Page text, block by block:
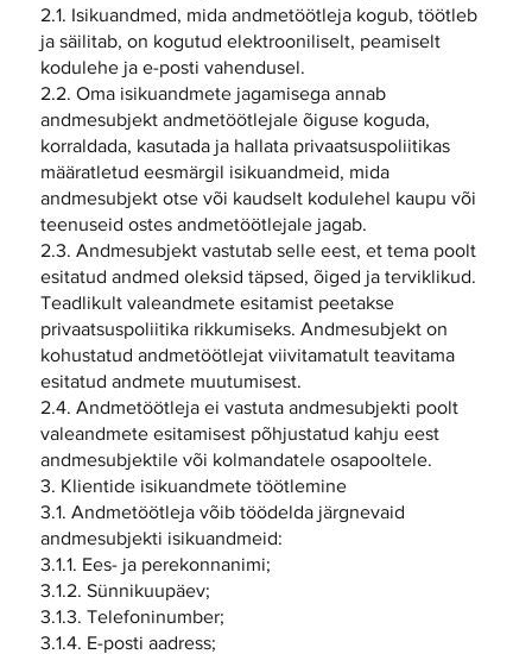
2.1. Isikuandmed, mida andmetöötleja kogub, töötleb
ja säilitab, on kogutud elektrooniliselt, peamiselt
kodulehe ja e-posti vahendusel.
2.2. Oma isikuandmete jagamisega annab
andmesubjekt andmetöötlejale õiguse koguda,
korraldada, kasutada ja hallata privaatsuspoliitikas
määratletud eesmärgil isikuandmeid, mida
andmesubjekt otse või kaudselt kodulehel kaupu või
teenuseid ostes andmetöötlejale jagab.
2.3. Andmesubjekt vastutab selle eest, et tema poolt
esitatud andmed oleksid täpsed, õiged ja terviklikud.
Teadlikult valeandmete esitamist peetakse
privaatsuspoliitika rikkumiseks. Andmesubjekt on
kohustatud andmetöötlejat viivitamatult teavitama
esitatud andmete muutumisest.
2.4. Andmetöötleja ei vastuta andmesubjekti poolt
valeandmete esitamisest põhjustatud kahju eest
andmesubjektile või kolmandatele osapooltele.
3. Klientide isikuandmete töötlemine
3.1. Andmetöötleja võib töödelda järgnevaid
andmesubjekti isikuandmeid:
3.1.1. Ees- ja perekonnanimi;
3.1.2. Sünnikuupäev;
3.1.3. Telefoninumber;
3.1.4. E-posti aadress;